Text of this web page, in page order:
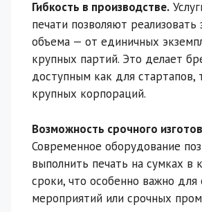
Гибкость в производстве.
печати позволяют реализовать
объема — от единичных
крупных партий. Это делает
доступным как для стартапов,
крупных корпораций.
Возможность срочного
Современное оборудование
выполнить печать на сумках в
сроки, что особенно важно для
мероприятий или срочных